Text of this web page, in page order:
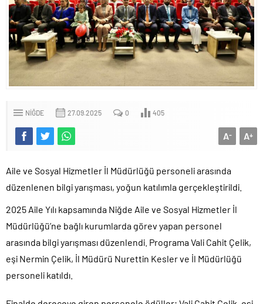
NIĞDE 27.09.2025 0 405
A+
A-
Aile ve Sosyal Hizmetler İl Müdürlüğü personeli arasında
düzenlenen bilgi yarışması, yoğun katılımla gerçekleştirildi.
2025 Aile Yılı kapsamında Niğde Aile ve Sosyal Hizmetler İl
Müdürlüğü’ne bağlı kurumlarda görev yapan personel
arasında bilgi yarışması düzenlendi. Programa Vali Cahit Çelik,
eşi Nermin Çelik, İl Müdürü Nurettin Kesler ve İl Müdürlüğü
personeli katıldı.